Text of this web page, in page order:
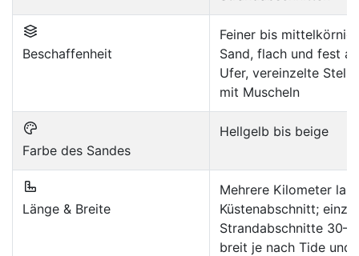
Beschaffenheit
Feiner bis
Sand, flach und fest
Ufer, vereinzelte
mit Muscheln
Farbe des Sandes
Hellgelb bis beige
Länge & Breite
Mehrere Kilometer
Küstenabschnitt;
Strandabschnitte
breit je nach Tide und